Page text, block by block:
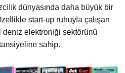
dünyasında daha büyük bir
start-up ruhuyla çalışan
deniz elektroniği sektörünü
sahip.